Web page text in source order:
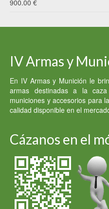
900.00 €
IV Armas y
En IV Armas y Munición le
armas destinadas a la
municiones y accesorios para
calidad disponible en el
Cázanos en el